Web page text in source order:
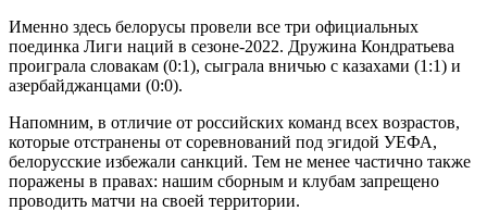
Именно здесь белорусы провели все три официальных
поединка Лиги наций в сезоне-2022. Дружина Кондратьева
проиграла словакам (0:1), сыграла вничью с казахами (1:1) и
азербайджанцами (0:0).
Напомним, в отличие от российских команд всех возрастов,
которые отстранены от соревнований под эгидой УЕФА,
белорусские избежали санкций. Тем не менее частично также
поражены в правах: нашим сборным и клубам запрещено
проводить матчи на своей территории.